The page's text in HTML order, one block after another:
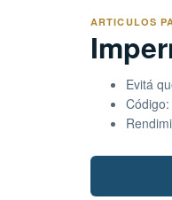
ARTICULOS
Evitá
Código: